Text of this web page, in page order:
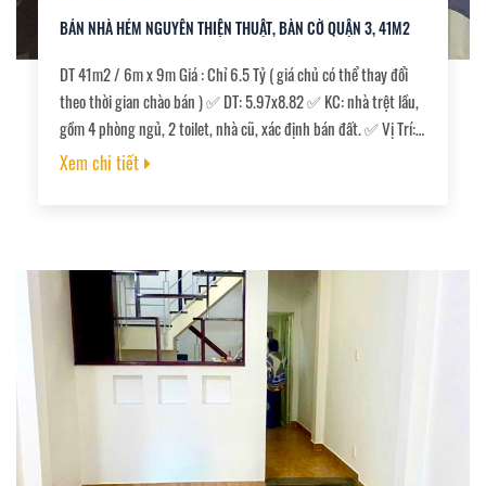
BÁN NHÀ HẺM NGUYỄN THIỆN THUẬT, BÀN CỜ QUẬN 3, 41M2
DT 41m2 / 6m x 9m Giá : Chỉ 6.5 Tỷ ( giá chủ có thể thay đổi
theo thời gian chào bán ) ✅ DT: 5.97x8.82 ✅ KC: nhà trệt lầu,
gồm 4 phòng ngủ, 2 toilet, nhà cũ, xác định bán đất. ✅ Vị Trí:
Khu an ninh, hẻm thông khắp ngã, thông Bàn Cờ, gần chợ
Xem chi tiết